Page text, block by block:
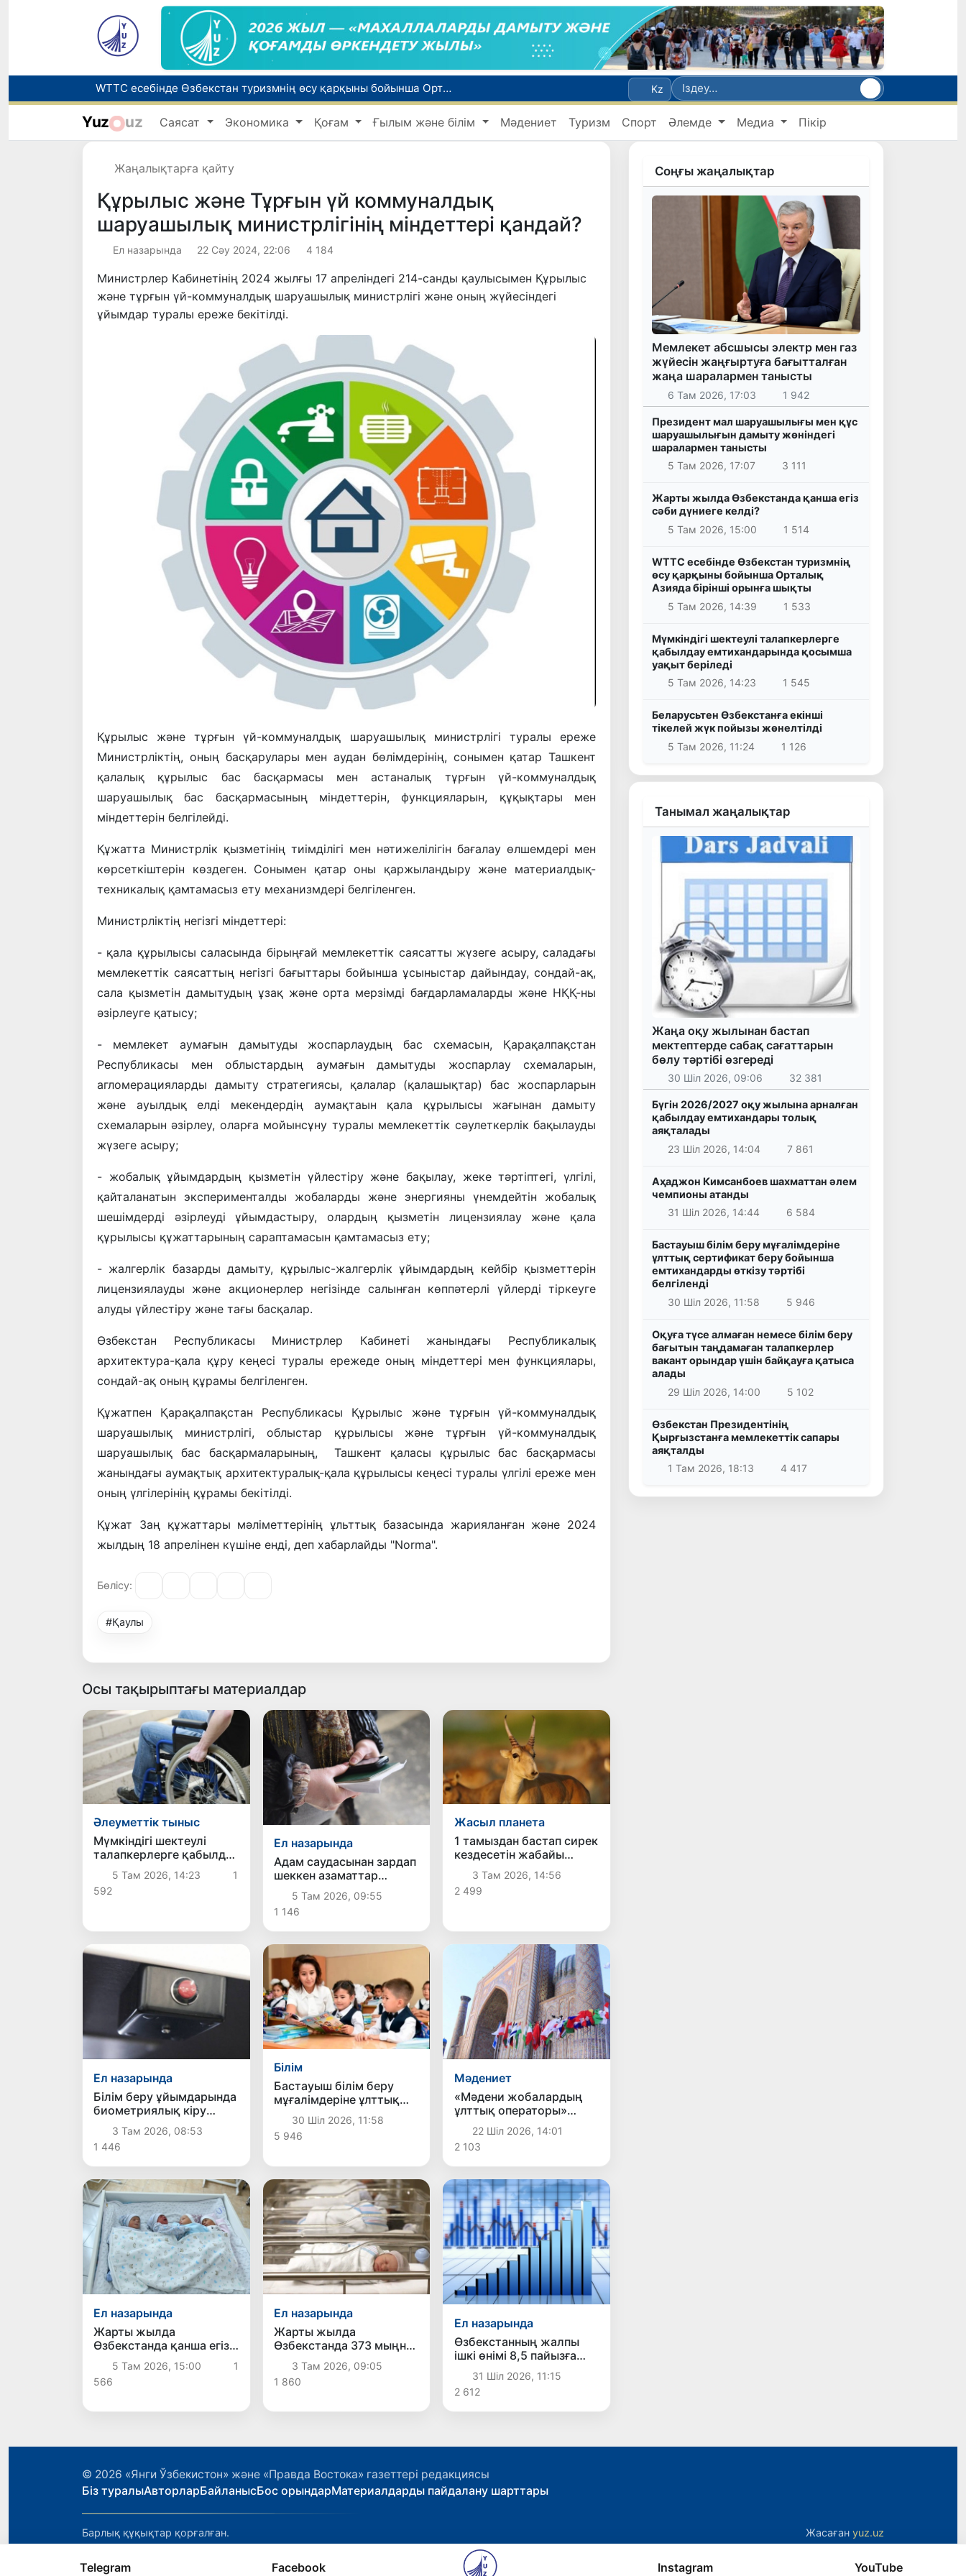
WTTC есебінде Өзбекстан туризмнің өсу қарқыны бойынша Орталық Азияда бірінші орынға шықты
Мүмкіндігі шектеулі талапкерлерге қабылдау емтихандарында қосымша уақыт беріледі
Беларусьтен Өзбекстанға екінші тікелей жүк пойызы жөнелтілді
Жарты жылда Өзбекстанда қанша егіз сәби дүниеге келді?
Kz
Yuz uz Саясат Экономика Қоғам Ғылым және білім Мәдениет Туризм Спорт Әлемде Медиа Пікір
Жаңалықтарға қайту
Құрылыс және Тұрғын үй коммуналдық
шаруашылық министрлігінің міндеттері қандай?
Ел назарында 22 Сәу 2024, 22:06 4 184
Министрлер Кабинетінің 2024 жылғы 17 апреліндегі 214-санды қаулысымен Құрылыс
және тұрғын үй-коммуналдық шаруашылық министрлігі және оның жүйесіндегі
ұйымдар туралы ереже бекітілді.
Құрылыс және тұрғын үй-коммуналдық шаруашылық министрлігі туралы ереже
Министрліктің, оның басқарулары мен аудан бөлімдерінің, сонымен қатар Ташкент
қалалық құрылыс бас басқармасы мен астаналық тұрғын үй-коммуналдық
шаруашылық бас басқармасының міндеттерін, функцияларын, құқықтары мен
міндеттерін белгілейді.
Құжатта Министрлік қызметінің тиімділігі мен нәтижелілігін бағалау өлшемдері мен
көрсеткіштерін көздеген. Сонымен қатар оны қаржыландыру және материалдық-
техникалық қамтамасыз ету механизмдері белгіленген.
Министрліктің негізгі міндеттері:
- қала құрылысы саласында бірыңғай мемлекеттік саясатты жүзеге асыру, саладағы
мемлекеттік саясаттың негізгі бағыттары бойынша ұсыныстар дайындау, сондай-ақ,
сала қызметін дамытудың ұзақ және орта мерзімді бағдарламаларды және НҚҚ-ны
әзірлеуге қатысу;
- мемлекет аумағын дамытуды жоспарлаудың бас схемасын, Қарақалпақстан
Республикасы мен облыстардың аумағын дамытуды жоспарлау схемаларын,
агломерацияларды дамыту стратегиясы, қалалар (қалашықтар) бас жоспарларын
және ауылдық елді мекендердің аумақтаын қала құрылысы жағынан дамыту
схемаларын әзірлеу, оларға мойынсұну туралы мемлекеттік сәулеткерлік бақылауды
жүзеге асыру;
- жобалық ұйымдардың қызметін үйлестіру және бақылау, жеке тәртіптегі, үлгілі,
қайталанатын эксперименталды жобаларды және энергияны үнемдейтін жобалық
шешімдерді әзірлеуді ұйымдастыру, олардың қызметін лицензиялау және қала
құрылысы құжаттарының сараптамасын қамтамасыз ету;
- жалгерлік базарды дамыту, құрылыс-жалгерлік ұйымдардың кейбір қызметтерін
лицензиялауды және акционерлер негізінде салынған көппәтерлі үйлерді тіркеуге
алуды үйлестіру және тағы басқалар.
Өзбекстан Республикасы Министрлер Кабинеті жанындағы Республикалық
архитектура-қала құру кеңесі туралы ережеде оның міндеттері мен функциялары,
сондай-ақ оның құрамы белгіленген.
Құжатпен Қарақалпақстан Республикасы Құрылыс және тұрғын үй-коммуналдық
шаруашылық министрлігі, облыстар құрылысы және тұрғын үй-коммуналдық
шаруашылық бас басқармаларының, Ташкент қаласы құрылыс бас басқармасы
жанындағы аумақтық архитектуралық-қала құрылысы кеңесі туралы үлгілі ереже мен
оның үлгілерінің құрамы бекітілді.
Құжат Заң құжаттары мәліметтерінің ұльттық базасында жарияланған және 2024
жылдың 18 апрелінен күшіне енді, деп хабарлайды "Norma".
Бөлісу:
#Қаулы
Осы тақырыптағы материалдар
Әлеуметтік тыныс
Мүмкіндігі шектеулі
талапкерлерге қабылдау
емтихандарында
қосымша уақыт беріледі
5 Там 2026, 14:23
1
592
Ел назарында
Адам саудасынан зардап
шеккен азаматтар
әлеуметтік
қызметтермен
қамтылады
5 Там 2026, 09:55
1 146
Жасыл планета
1 тамыздан бастап сирек
кездесетін жабайы
жануарларды аулауға
тыйым салынады
3 Там 2026, 14:56
2 499
Ел назарында
Білім беру ұйымдарында
биометриялық кіру
жүйесі мен «дабыл»
түймелері енгізіледі
3 Там 2026, 08:53
1 446
Білім
Бастауыш білім беру
мұғалімдеріне ұлттық
сертификат беру
бойынша емтихандарды
өткізу тәртібі белгіленді
30 Шіл 2026, 11:58
5 946
Мәдениет
«Мәдени жобалардың
ұлттық операторы»
мемлекеттік мекемесі
құрылады
22 Шіл 2026, 14:01
2 103
Ел назарында
Жарты жылда
Өзбекстанда қанша егіз
сәби дүниеге келді?
5 Там 2026, 15:00
1
566
Ел назарында
Жарты жылда
Өзбекстанда 373 мыңнан
астам сәби дүниеге
келді3 Там 2026, 09:05
1 860
Ел назарында
Өзбекстанның жалпы
ішкі өнімі 8,5 пайызға
өсті31 Шіл 2026, 11:15
2 612
Соңғы жаңалықтар
Мемлекет абсшысы электр мен газ
жүйесін жаңғыртуға бағытталған
жаңа шаралармен танысты
6 Там 2026, 17:03 1 942
Президент мал шаруашылығы мен құс
шаруашылығын дамыту жөніндегі
шаралармен танысты
5 Там 2026, 17:07
3 111
Жарты жылда Өзбекстанда қанша егіз
сәби дүниеге келді?
5 Там 2026, 15:00
1 514
WTTC есебінде Өзбекстан туризмнің
өсу қарқыны бойынша Орталық
Азияда бірінші орынға шықты
5 Там 2026, 14:39
1 533
Мүмкіндігі шектеулі талапкерлерге
қабылдау емтихандарында қосымша
уақыт беріледі
5 Там 2026, 14:23
1 545
Беларусьтен Өзбекстанға екінші
тікелей жүк пойызы жөнелтілді
5 Там 2026, 11:24
1 126
Танымал жаңалықтар
Жаңа оқу жылынан бастап
мектептерде сабақ сағаттарын
бөлу тәртібі өзгереді
30 Шіл 2026, 09:06 32 381
Бүгін 2026/2027 оқу жылына арналған
қабылдау емтихандары толық
аяқталады
23 Шіл 2026, 14:04
7 861
Аҳаджон Кимсанбоев шахматтан әлем
чемпионы атанды
31 Шіл 2026, 14:44
6 584
Бастауыш білім беру мұғалімдеріне
ұлттық сертификат беру бойынша
емтихандарды өткізу тәртібі
белгіленді
30 Шіл 2026, 11:58
5 946
Оқуға түсе алмаған немесе білім беру
бағытын таңдамаған талапкерлер
вакант орындар үшін байқауға қатыса
алады
29 Шіл 2026, 14:00
5 102
Өзбекстан Президентінің
Қырғызстанға мемлекеттік сапары
аяқталды
1 Там 2026, 18:13
4 417
© 2026 «Янги Ўзбекистон» және «Правда Востока» газеттері редакциясы
Біз туралыАвторларБайланысБос орындарМатериалдарды пайдалану шарттары
Барлық құқықтар қорғалған. Жасаған yuz.uz
Telegram Facebook Instagram YouTube